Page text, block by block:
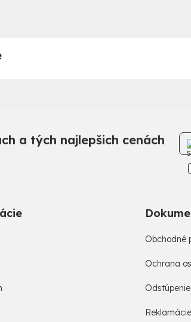
a tých najlepšich cenách
Obchodné
Ochrana